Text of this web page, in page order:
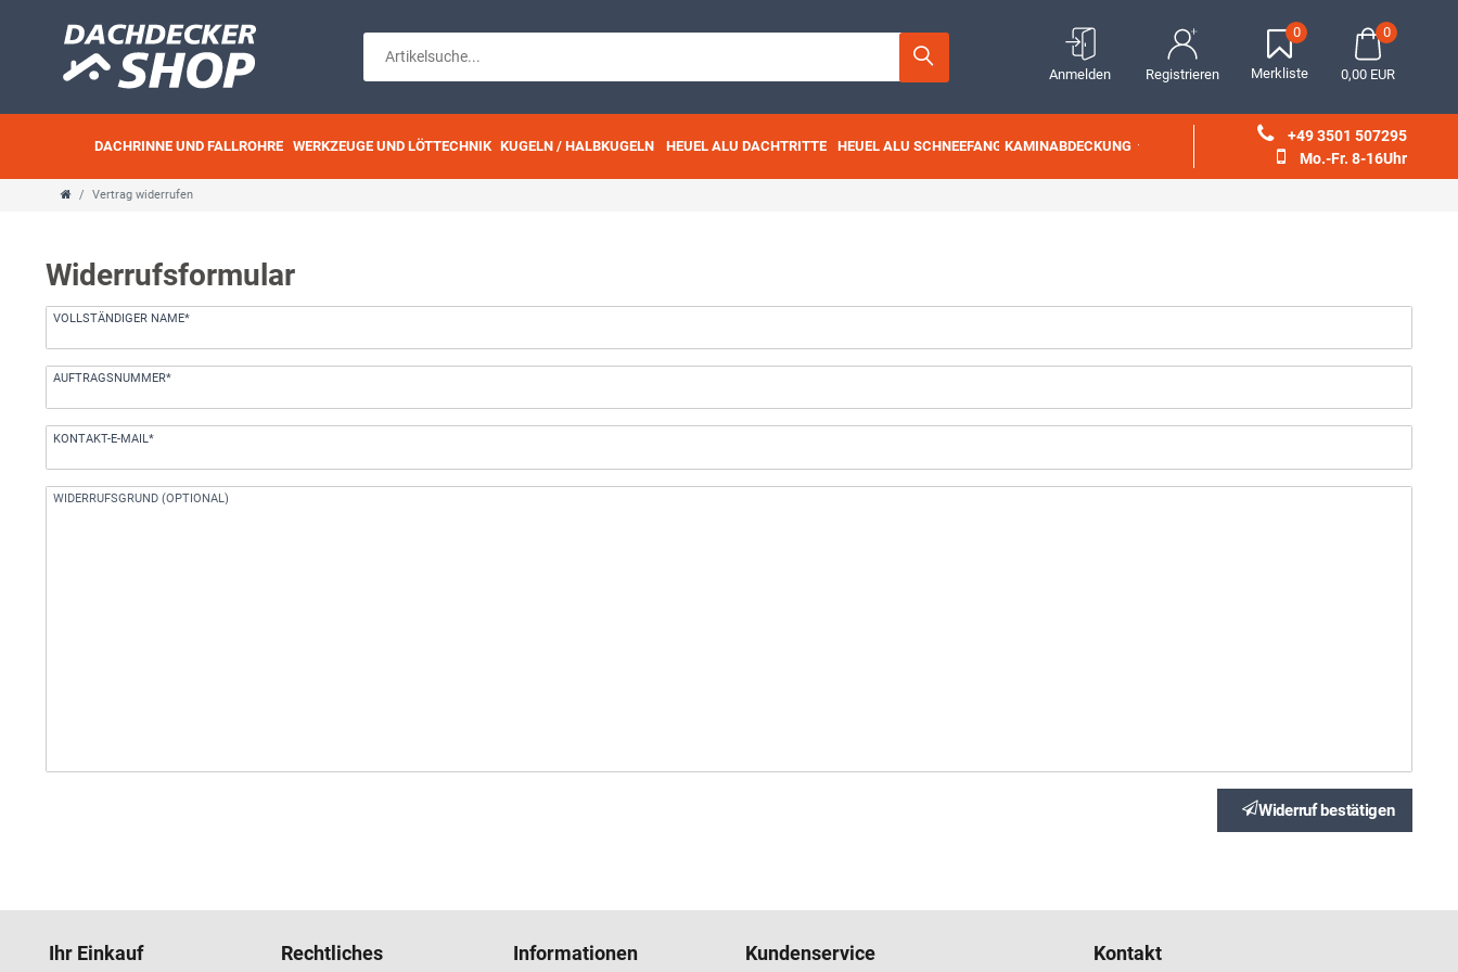
Anmelden Registrieren
0
Merkliste
0
0,00 EUR
DACHRINNE UND FALLROHRE WERKZEUGE UND LÖTTECHNIK KUGELN / HALBKUGELN HEUEL ALU DACHTRITTE HEUEL ALU SCHNEEFANG KAMINABDECKUNG
+49 3501 507295
Mo.-Fr. 8-16Uhr
Vertrag widerrufen
Widerrufs­formular
VOLLSTÄNDIGER NAME*
AUFTRAGSNUMMER*
KONTAKT-E-MAIL*
WIDERRUFSGRUND (OPTIONAL)
Ceres::Template.mailFormHoneypotLabel
Widerruf bestätigen
Ihr Einkauf Rechtliches Informationen Kundenservice Kontakt